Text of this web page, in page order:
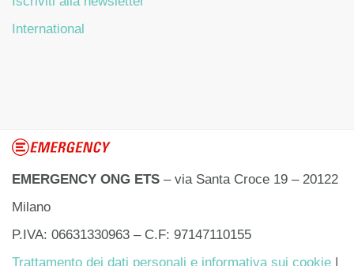
International
EMERGENCY ONG ETS – via Santa Croce 19 – 20122
Milano
P.IVA: 06631330963 – C.F: 97147110155
Trattamento dei dati personali e informativa sui cookie